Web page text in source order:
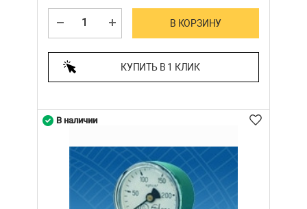
В КОРЗИНУ
КУПИТЬ В 1 КЛИК
В наличии